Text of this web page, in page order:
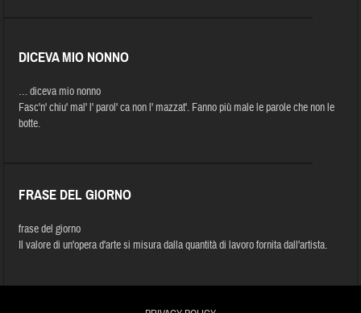
DICEVA MIO NONNO
… diceva mio nonno
Fasc'n' chiu' mal' l' parol' ca non l' mazzat'. Fanno più male le parole che non le
botte.
FRASE DEL GIORNO
frase del giorno
Il valore di un'opera d'arte si misura dalla quantità di lavoro fornita dall'artista.